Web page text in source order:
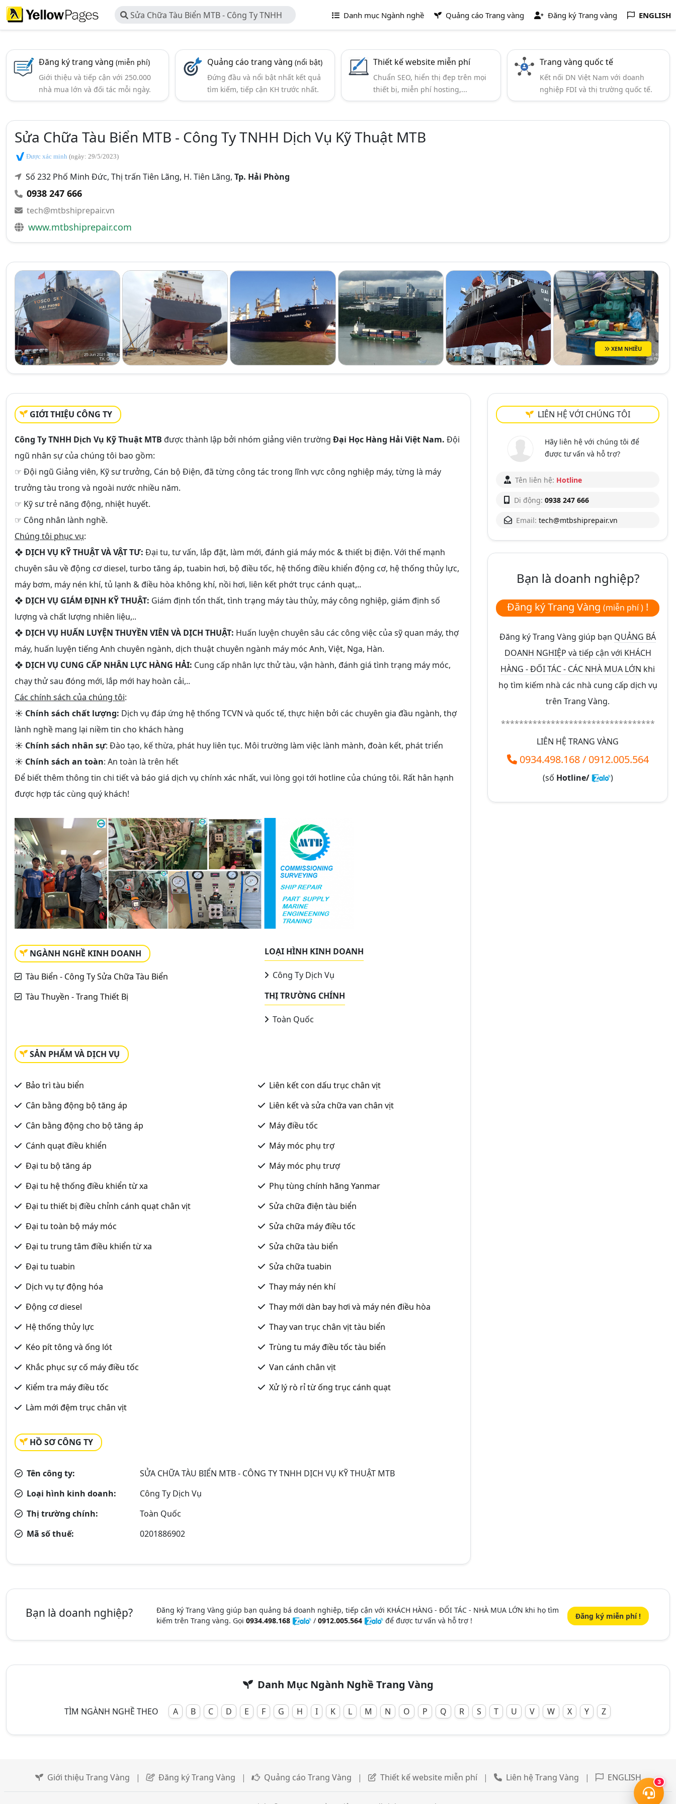
Sửa Chữa Tàu Biển MTB - Công Ty TNHH
Dịch Vụ Kỹ Thuật MTB
Danh mục Ngành nghề Quảng cáo Trang vàng Đăng ký Trang vàng ENGLISH
Đăng ký trang vàng (miễn phí)
Giới thiệu và tiếp cận với 250.000
nhà mua lớn và đối tác mỗi ngày.
Quảng cáo trang vàng(nổi bật)
Đứng đầu và nổi bật nhất kết quả
tìm kiếm, tiếp cận KH trước nhất.
Thiết kế website miễn phí
Chuẩn SEO, hiển thị đẹp trên mọi
thiết bị, miễn phí hosting,...
Trang vàng quốc tế
Kết nối DN Việt Nam với doanh
nghiệp FDI và thị trường quốc tế.
Sửa Chữa Tàu Biển MTB - Công Ty TNHH Dịch Vụ Kỹ Thuật MTB
Được xác minh (ngày: 29/5/2023)
Số 232 Phố Minh Đức, Thị trấn Tiên Lãng, H. Tiên Lãng, Tp. Hải Phòng
0938 247 666
tech@mtbshiprepair.vn
www.mtbshiprepair.com
XEM NHIỀU
GIỚI THIỆU CÔNG TY
Công Ty TNHH Dịch Vụ Kỹ Thuật MTB được thành lập bởi nhóm giảng viên trường Đại Học Hàng Hải Việt Nam. Đội
ngũ nhân sự của chúng tôi bao gồm:
☞ Đội ngũ Giảng viên, Kỹ sư trưởng, Cán bộ Điện, đã từng công tác trong lĩnh vực công nghiệp máy, từng là máy
trưởng tàu trong và ngoài nước nhiều năm.
☞ Kỹ sư trẻ năng động, nhiệt huyết.
☞ Công nhân lành nghề.
Chúng tôi phục vụ:
❖ DỊCH VỤ KỸ THUẬT VÀ VẬT TƯ: Đại tu, tư vấn, lắp đặt, làm mới, đánh giá máy móc & thiết bị điện. Với thế mạnh
chuyên sâu về động cơ diesel, turbo tăng áp, tuabin hơi, bộ điều tốc, hệ thống điều khiển động cơ, hệ thống thủy lực,
máy bơm, máy nén khí, tủ lạnh & điều hòa không khí, nồi hơi, liên kết phớt trục cánh quạt,..
❖ DỊCH VỤ GIÁM ĐỊNH KỸ THUẬT: Giám định tổn thất, tình trạng máy tàu thủy, máy công nghiệp, giám định số
lượng và chất lượng nhiên liệu,..
❖ DỊCH VỤ HUẤN LUYỆN THUYỀN VIÊN VÀ DỊCH THUẬT: Huấn luyện chuyên sâu các công việc của sỹ quan máy, thợ
máy, huấn luyện tiếng Anh chuyên ngành, dịch thuật chuyên ngành máy móc Anh, Việt, Nga, Hàn.
❖ DỊCH VỤ CUNG CẤP NHÂN LỰC HÀNG HẢI: Cung cấp nhân lực thử tàu, vận hành, đánh giá tình trạng máy móc,
chạy thử sau đóng mới, lắp mới hay hoàn cải,..
Các chính sách của chúng tôi:
☀ Chính sách chất lượng: Dịch vụ đáp ứng hệ thống TCVN và quốc tế, thực hiện bởi các chuyên gia đầu ngành, thợ
lành nghề mang lại niềm tin cho khách hàng
☀ Chính sách nhân sự: Đào tạo, kế thừa, phát huy liên tục. Môi trường làm việc lành mành, đoàn kết, phát triển
☀ Chính sách an toàn: An toàn là trên hết
Để biết thêm thông tin chi tiết và báo giá dịch vụ chính xác nhất, vui lòng gọi tới hotline của chúng tôi. Rất hân hạnh
được hợp tác cùng quý khách!
NGÀNH NGHỀ KINH DOANH
Tàu Biển - Công Ty Sửa Chữa Tàu Biển
Tàu Thuyền - Trang Thiết Bị
LOẠI HÌNH KINH DOANH
Công Ty Dịch Vụ
THỊ TRƯỜNG CHÍNH
Toàn Quốc
SẢN PHẨM VÀ DỊCH VỤ
Bảo trì tàu biển
Cân bằng động bộ tăng áp
Cân bằng động cho bộ tăng áp
Cánh quạt điều khiển
Đại tu bộ tăng áp
Đại tu hệ thống điều khiển từ xa
Đại tu thiết bị điều chỉnh cánh quạt chân vịt
Đại tu toàn bộ máy móc
Đại tu trung tâm điều khiển từ xa
Đại tu tuabin
Dịch vụ tự động hóa
Động cơ diesel
Hệ thống thủy lực
Kéo pít tông và ống lót
Khắc phục sự cố máy điều tốc
Kiểm tra máy điều tốc
Làm mới đệm trục chân vịt
Liên kết con dấu trục chân vịt
Liên kết và sửa chữa van chân vịt
Máy điều tốc
Máy móc phụ trợ
Máy móc phụ trượ
Phụ tùng chính hãng Yanmar
Sửa chữa điện tàu biển
Sửa chữa máy điều tốc
Sửa chữa tàu biển
Sửa chữa tuabin
Thay máy nén khí
Thay mới dàn bay hơi và máy nén điều hòa
Thay van trục chân vịt tàu biển
Trùng tu máy điều tốc tàu biển
Van cánh chân vịt
Xử lý rò rỉ từ ống trục cánh quạt
HỒ SƠ CÔNG TY
Tên công ty:
SỬA CHỮA TÀU BIỂN MTB - CÔNG TY TNHH DỊCH VỤ KỸ THUẬT MTB
Loại hình kinh doanh:
Công Ty Dịch Vụ
Thị trường chính:
Toàn Quốc
Mã số thuế:
0201886902
LIÊN HỆ VỚI CHÚNG TÔI
Hãy liên hệ với chúng tôi để
được tư vấn và hỗ trợ?
Tên liên hệ: Hotline
Di động: 0938 247 666
Email: tech@mtbshiprepair.vn
Bạn là doanh nghiệp?
Đăng ký Trang Vàng (miễn phí ) !
Đăng ký Trang Vàng giúp bạn QUẢNG BÁ
DOANH NGHIỆP và tiếp cận với KHÁCH
HÀNG - ĐỐI TÁC - CÁC NHÀ MUA LỚN khi
họ tìm kiếm nhà các nhà cung cấp dịch vụ
trên Trang Vàng.
**********************************
LIÊN HỆ TRANG VÀNG
0934.498.168/ 0912.005.564
(số Hotline/ )
3
Bạn là doanh nghiệp?
Đăng ký Trang Vàng giúp bạn quảng bá doanh nghiệp, tiếp cận với KHÁCH HÀNG - ĐỐI TÁC - NHÀ MUA LỚN khi họ tìm
kiếm trên Trang vàng. Gọi 0934.498.168 / 0912.005.564 để được tư vấn và hỗ trợ ! Đăng ký miễn phí !
Danh Mục Ngành Nghề Trang Vàng
TÌM NGÀNH NGHỀ THEO A B C D E F G H I K L M N O P Q R S T U V W X Y Z
Giới thiệu Trang Vàng | Đăng ký Trang Vàng | Quảng cáo Trang Vàng | Thiết kế website miễn phí | Liên hệ Trang Vàng | ENGLISH